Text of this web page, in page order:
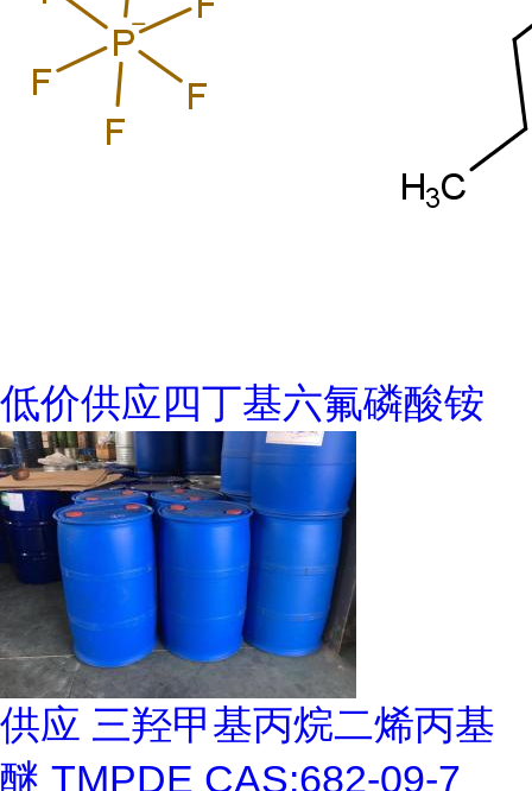
低价供应四丁基六氟磷酸铵
供应 三羟甲基丙烷二烯丙基
醚 TMPDE CAS:682-09-7